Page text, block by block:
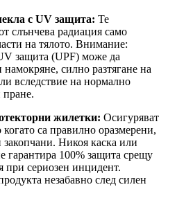
с UV защита: Те
слънчева радиация само
на тялото. Внимание:
защита (UPF) може да
силно разтягане на
вследствие на нормално
пране.
жилетки: Осигуряват
са правилно оразмерени,
закопчани. Никоя каска или
гарантира 100% защита срещу
при сериозен инцидент.
незабавно след силен